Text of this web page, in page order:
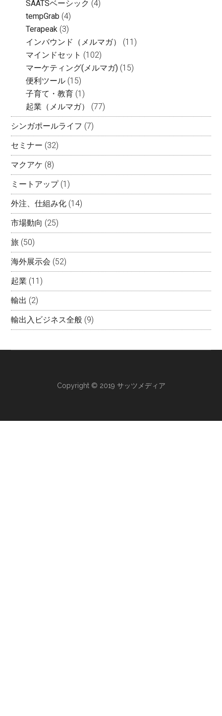
SAATSベーシック (4)
tempGrab (4)
Terapeak (3)
インバウンド（メルマガ）
(11)
マインドセット (102)
マーケティング(メルマガ) (15)
便利ツール (15)
子育て・教育 (1)
起業（メルマガ）
(77)
シンガポールライフ (7)
セミナー (32)
マクアケ (8)
ミートアップ(1)
外注、仕組み化 (14)
市場動向 (25)
旅 (50)
海外展示会 (52)
起業 (11)
輸出 (2)
輸出入ビジネス全般 (9)
Copyright © 2019 サッツメディア